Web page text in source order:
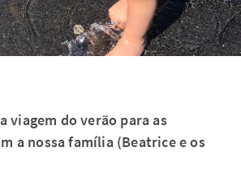
viagem do verão para as
a nossa família (Beatrice e os